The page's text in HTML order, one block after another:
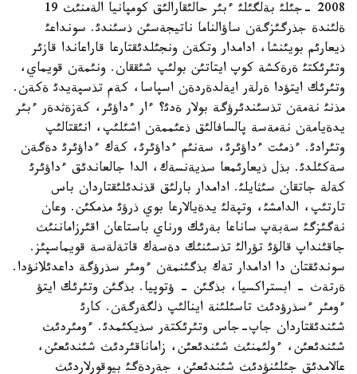
2008 -جئلئ بةلگئلئ ءبئر حالئقارالئق كومپانيا الةمنئث 19
ةلئندة جذرگئزگةن ساؤالناما ناتيجةسئن ذسئندئ. سونداعئ
ذيعارئم بويئنشا، ادامدار وتكةن ونجئلدئقتارعا قاراعاندا قازئر
وتئرئكتئ ةرةكشة كوپ ايتاتئن بولئپ شئققان. ونئمةن قويماي،
وتئرئك ايتؤدا ةرلةر ايةلدةردةن اسپاسا، كةم تذسپةيدئ ةكةن.
مذنئ نةمةن تذسئندئرؤگة بولار ةدئ؟ ءار ءداؤئر، كةزةثدةر ءبئر
يدةيامةن نةمةسة پالسافالئق ذعئممةن اشئلئپ، انئقتالئپ
وتئرادئ. ءذمئت ءداؤئرئ، سةنئم ءداؤئرئ، كةك ءداؤئرئ دةگةن
سةكئلدئ. بذل ذيعارئمعا سذيةنسةك، الدا جالعاندئق ءداؤئرئ
كةلة جاتقان سئثايلئ. ادامدار بارلئق قذندئلئقتاردان باس
تارتئپ، الدامشئ، وتپةلئ يدةيالارعا بوي ذرؤئ مذمكئن. وعان
نةگئزگئ سةبةپ ساناعا بةرئك ورناي باستاعان اقئرزاماننئث
جاقئنداپ قالؤئ تؤرالئ تذسئنئك دةسةك قاتةلةسة قويماسپئز.
سوندئقتان دا ادامدار تةك بذگئنمةن ءومئر سذرؤگة داعدئلانؤدا.
ةرتةث - ابستراكسيا، بذگئن - ؤتوپيا. بذگئن وتئرئك ايتؤ
ءومئر ءسذرؤدئث تاسئلئنة اينالئپ ذلگةرگةن. كارئ
شئندئقتاردان جاپ-جاس وتئرئكتةر سذيكئمدئ. ءومئردئث
شئندئعئن، ءولئمنئث شئندئعئن، زاماناقئردئث شئندئعئن،
عالامدئق جئلئنؤدئث شئندئعئن، جةردةگئ بيوقورلاردئث